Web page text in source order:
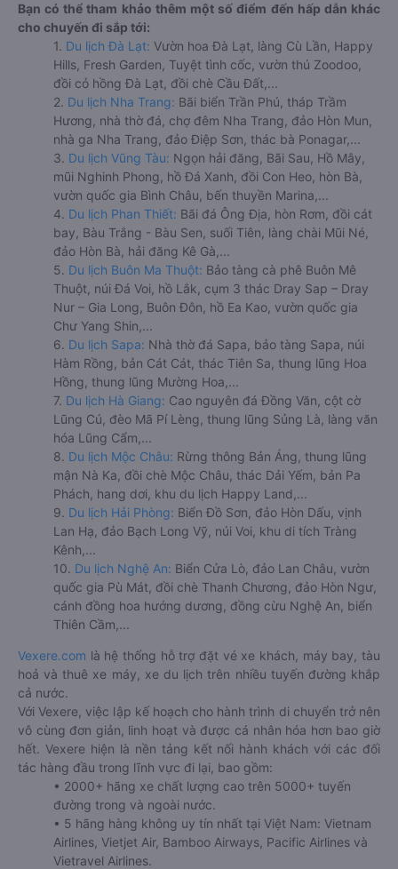
Bạn có thể tham khảo thêm một số điểm đến hấp dẫn khác
cho chuyến đi sắp tới:
1. Du lịch Đà Lạt: Vườn hoa Đà Lạt, làng Cù Lần, Happy
Hills, Fresh Garden, Tuyệt tình cốc, vườn thú Zoodoo,
đồi cỏ hồng Đà Lạt, đồi chè Cầu Đất,...
2. Du lịch Nha Trang: Bãi biển Trần Phú, tháp Trầm
Hương, nhà thờ đá, chợ đêm Nha Trang, đảo Hòn Mun,
nhà ga Nha Trang, đảo Điệp Sơn, thác bà Ponagar,...
3. Du lịch Vũng Tàu: Ngọn hải đăng, Bãi Sau, Hồ Mây,
mũi Nghinh Phong, hồ Đá Xanh, đồi Con Heo, hòn Bà,
vườn quốc gia Bình Châu, bến thuyền Marina,...
4. Du lịch Phan Thiết: Bãi đá Ông Địa, hòn Rơm, đồi cát
bay, Bàu Trắng - Bàu Sen, suối Tiên, làng chài Mũi Né,
đảo Hòn Bà, hải đăng Kê Gà,...
5. Du lịch Buôn Ma Thuột: Bảo tàng cà phê Buôn Mê
Thuột, núi Đá Voi, hồ Lắk, cụm 3 thác Dray Sap – Dray
Nur – Gia Long, Buôn Đôn, hồ Ea Kao, vườn quốc gia
Chư Yang Shin,...
6. Du lịch Sapa: Nhà thờ đá Sapa, bảo tàng Sapa, núi
Hàm Rồng, bản Cát Cát, thác Tiên Sa, thung lũng Hoa
Hồng, thung lũng Mường Hoa,...
7. Du lịch Hà Giang: Cao nguyên đá Đồng Văn, cột cờ
Lũng Cú, đèo Mã Pí Lèng, thung lũng Sủng Là, làng văn
hóa Lũng Cẩm,...
8. Du lịch Mộc Châu: Rừng thông Bản Áng, thung lũng
mận Nà Ka, đồi chè Mộc Châu, thác Dải Yếm, bản Pa
Phách, hang dơi, khu du lịch Happy Land,...
9. Du lịch Hải Phòng: Biển Đồ Sơn, đảo Hòn Dấu, vịnh
Lan Hạ, đảo Bạch Long Vỹ, núi Voi, khu di tích Tràng
Kênh,...
10. Du lịch Nghệ An: Biển Cửa Lò, đảo Lan Châu, vườn
quốc gia Pù Mát, đồi chè Thanh Chương, đảo Hòn Ngư,
cánh đồng hoa hướng dương, đồng cừu Nghệ An, biển
Thiên Cầm,...
Vexere.com là hệ thống hỗ trợ đặt vé xe khách, máy bay, tàu
hoả và thuê xe máy, xe du lịch trên nhiều tuyến đường khắp
cả nước.
Với Vexere, việc lập kế hoạch cho hành trình di chuyển trở nên
vô cùng đơn giản, linh hoạt và được cá nhân hóa hơn bao giờ
hết. Vexere hiện là nền tảng kết nối hành khách với các đối
tác hàng đầu trong lĩnh vực đi lại, bao gồm:
• 2000+ hãng xe chất lượng cao trên 5000+ tuyến
đường trong và ngoài nước.
• 5 hãng hàng không uy tín nhất tại Việt Nam: Vietnam
Airlines, Vietjet Air, Bamboo Airways, Pacific Airlines và
Vietravel Airlines.